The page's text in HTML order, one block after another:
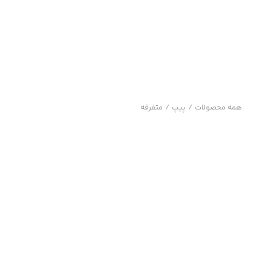
همه محصولات / پیپ / متفرقه